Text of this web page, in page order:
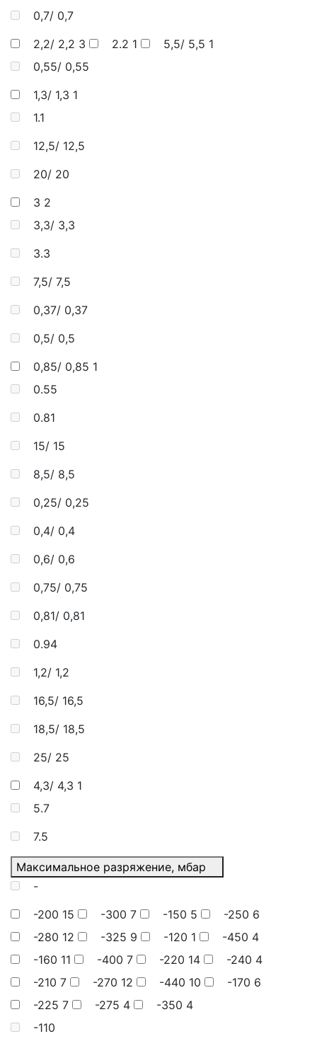
0,7/ 0,7
2,2/ 2,2 3 2.2 1 5,5/ 5,5 1
0,55/ 0,55
1,3/ 1,3 1
1.1
12,5/ 12,5
20/ 20
3 2
3,3/ 3,3
3.3
7,5/ 7,5
0,37/ 0,37
0,5/ 0,5
0,85/ 0,85 1
0.55
0.81
15/ 15
8,5/ 8,5
0,25/ 0,25
0,4/ 0,4
0,6/ 0,6
0,75/ 0,75
0,81/ 0,81
0.94
1,2/ 1,2
16,5/ 16,5
18,5/ 18,5
25/ 25
4,3/ 4,3 1
5.7
7.5
Максимальное разряжение, мбар
-
-200 15 -300 7 -150 5 -250 6
-280 12 -325 9 -120 1 -450 4
-160 11 -400 7 -220 14 -240 4
-210 7 -270 12 -440 10 -170 6
-225 7 -275 4 -350 4
-110